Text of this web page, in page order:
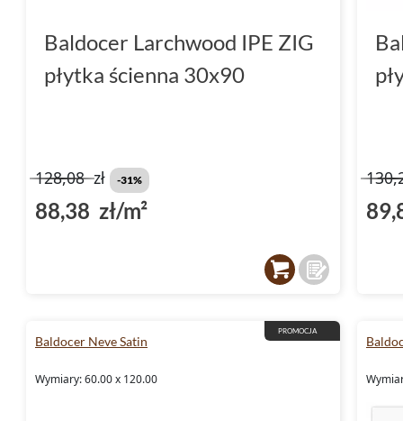
Baldocer Larchwood IPE ZIG
płytka ścienna 30x90
128,08zł -31%
88,38 zł/m²
PROMOCJA
Baldocer Neve Satin
Wymiary: 60.00 x 120.00